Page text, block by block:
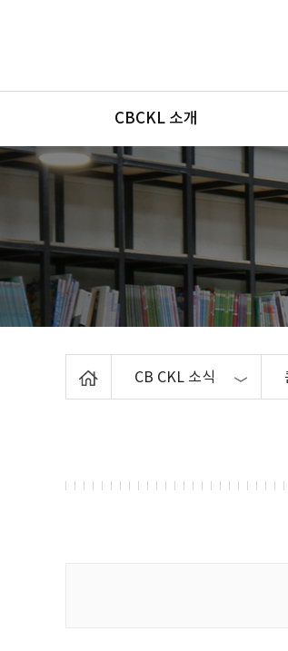
메뉴
CBCKL 소개
CB CKL 소식